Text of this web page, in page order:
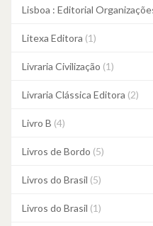
Lisboa : Editorial
Litexa Editora (1)
Livraria Civilização (1)
Livraria Clássica Editora (2)
Livro B (4)
Livros de Bordo (5)
Livros do Brasil (5)
Livros do Brasil (1)